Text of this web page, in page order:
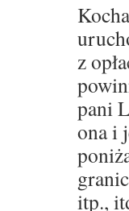
z
pani
ona i
itp.,